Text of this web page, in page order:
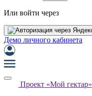
Или войти через
Демо личного кабинета
Проект «Мой гектар»